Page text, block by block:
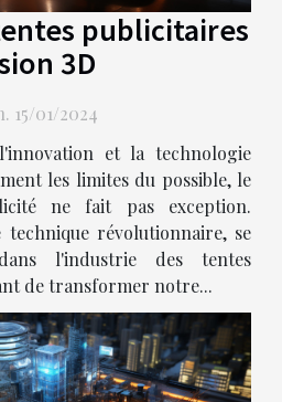
publicitaires
3D
15/01/2024
et la technologie
les limites du possible, le
ne fait pas exception.
technique révolutionnaire, se
l'industrie des tentes
de transformer notre...